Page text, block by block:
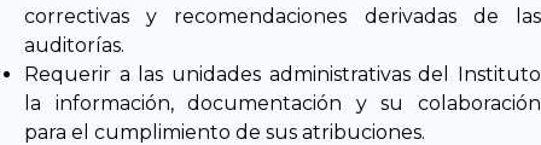
correctivas y recomendaciones derivadas de las
auditorías.
Requerir a las unidades administrativas del Instituto
la información, documentación y su colaboración
para el cumplimiento de sus atribuciones.